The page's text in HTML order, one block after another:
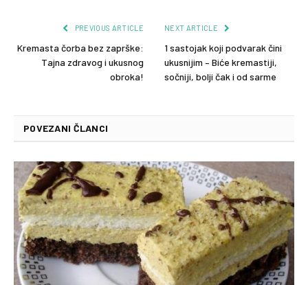
PREVIOUS ARTICLE
Kremasta čorba bez zaprške:
Tajna zdravog i ukusnog
obroka!
NEXT ARTICLE
1 sastojak koji podvarak čini
ukusnijim – Biće kremastiji,
sočniji, bolji čak i od sarme
POVEZANI ČLANCI